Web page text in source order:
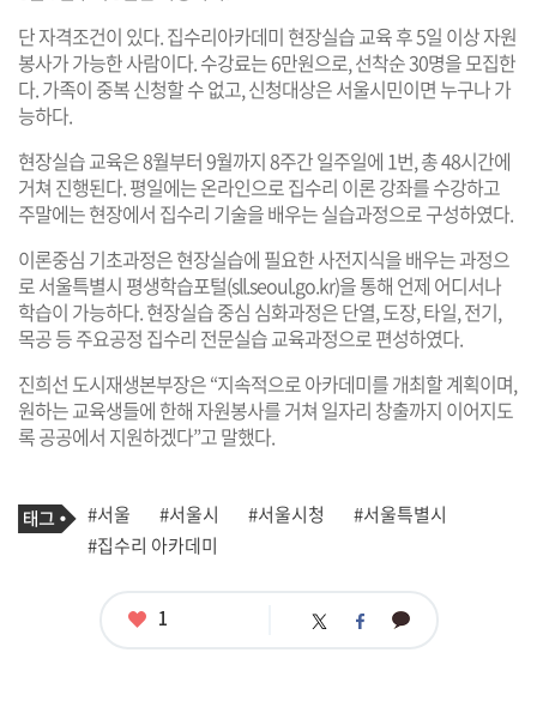
단 자격조건이 있다. 집수리아카데미 현장실습 교육 후 5일 이상 자원
봉사가 가능한 사람이다. 수강료는 6만원으로, 선착순 30명을 모집한
다. 가족이 중복 신청할 수 없고, 신청대상은 서울시민이면 누구나 가
능하다.
현장실습 교육은 8월부터 9월까지 8주간 일주일에 1번, 총 48시간에
거쳐 진행된다. 평일에는 온라인으로 집수리 이론 강좌를 수강하고
주말에는 현장에서 집수리 기술을 배우는 실습과정으로 구성하였다.
이론중심 기초과정은 현장실습에 필요한 사전지식을 배우는 과정으
로 서울특별시 평생학습포털(sll.seoul.go.kr)을 통해 언제 어디서나
학습이 가능하다. 현장실습 중심 심화과정은 단열, 도장, 타일, 전기,
목공 등 주요공정 집수리 전문실습 교육과정으로 편성하였다.
진희선 도시재생본부장은 “지속적으로 아카데미를 개최할 계획이며,
원하는 교육생들에 한해 자원봉사를 거쳐 일자리 창출까지 이어지도
록 공공에서 지원하겠다”고 말했다.
기
사
관
련
태
그
#서울 #서울시 #서울시청
#서울특별시
#집수리 아카데미
좋
1 트 페 카